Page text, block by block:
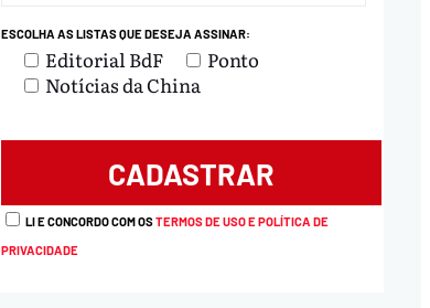
ESCOLHA AS LISTAS QUE DESEJA ASSINAR:
Editorial BdF
Ponto
Notícias da China
LI E CONCORDO COM OSTERMOS DE USO E POLÍTICA DE
PRIVACIDADE